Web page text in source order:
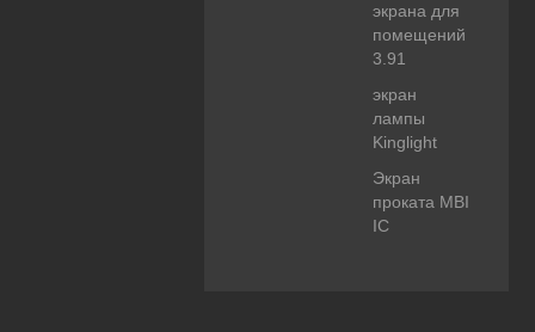
экрана для
помещений
3.91
экран
лампы
Kinglight
Экран
проката MBI
IC